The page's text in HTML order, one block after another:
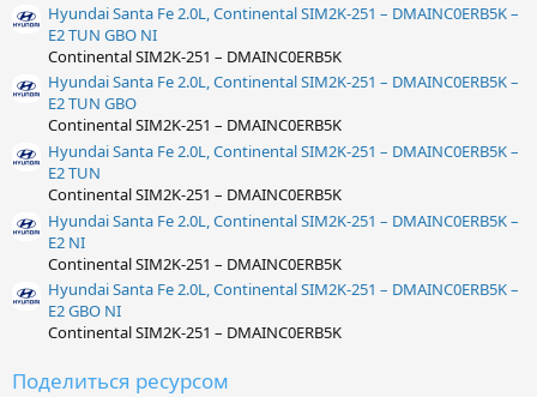
Hyundai Santa Fe 2.0L, Continental SIM2K-251 – DMAINC0ERB5K –
E2 TUN GBO NI
Continental SIM2K-251 – DMAINC0ERB5K
Hyundai Santa Fe 2.0L, Continental SIM2K-251 – DMAINC0ERB5K –
E2 TUN GBO
Continental SIM2K-251 – DMAINC0ERB5K
Hyundai Santa Fe 2.0L, Continental SIM2K-251 – DMAINC0ERB5K –
E2 TUN
Continental SIM2K-251 – DMAINC0ERB5K
Hyundai Santa Fe 2.0L, Continental SIM2K-251 – DMAINC0ERB5K –
E2 NI
Continental SIM2K-251 – DMAINC0ERB5K
Hyundai Santa Fe 2.0L, Continental SIM2K-251 – DMAINC0ERB5K –
E2 GBO NI
Continental SIM2K-251 – DMAINC0ERB5K
Поделиться ресурсом